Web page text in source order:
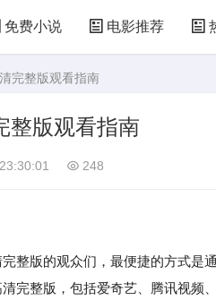
免费小说 电影推荐
完整版观看指南
整版观看指南
248
整版的观众们，最便捷的方式是
完整版，包括爱奇艺、腾讯视频、